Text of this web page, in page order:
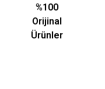
%100
Orijinal
Ürünler